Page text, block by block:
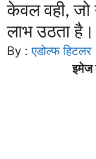
केवल वही, जो
लाभ उठता है।
By :एडोल्फ हिटलर
इमेज